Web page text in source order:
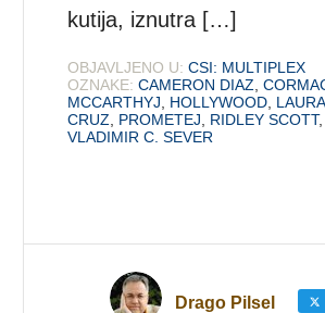
kutija, iznutra […]
OBJAVLJENO U: CSI: MULTIPLEX
OZNAKE: CAMERON DIAZ ,
MCCARTHYJ
HOLLYWOOD LAURA
CRUZ
PROMETEJ RIDLEY SCOTT
VLADIMIR C. SEVER
Drago Pilsel